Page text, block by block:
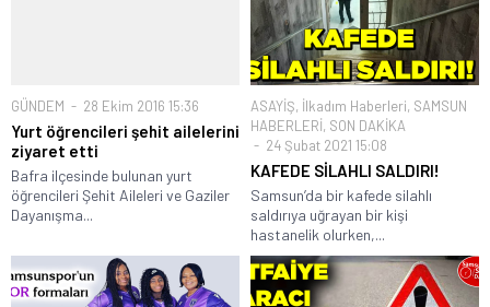
GÜNDEM 28 Ekim 2016 15:36
Yurt öğrencileri şehit ailelerini
ziyaret etti
Bafra ilçesinde bulunan yurt
öğrencileri Şehit Aileleri ve Gaziler
Dayanışma...
ASAYİŞ, İlkadım Haberleri, SAMSUN
HABERLERİ, SON DAKİKA
24 Şubat 2021 15:08
KAFEDE SİLAHLI SALDIRI!
Samsun’da bir kafede silahlı
saldırıya uğrayan bir kişi
hastanelik olurken,...